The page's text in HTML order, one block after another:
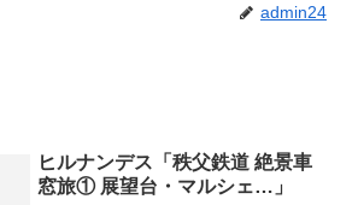
admin24
ヒルナンデス「秩父鉄道 絶景車
窓旅① 展望台・マルシェ…」